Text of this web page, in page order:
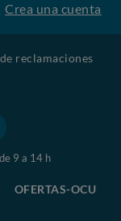
Crea una cuenta
reclamaciones
9 a 14 h
OFERTAS-OCU